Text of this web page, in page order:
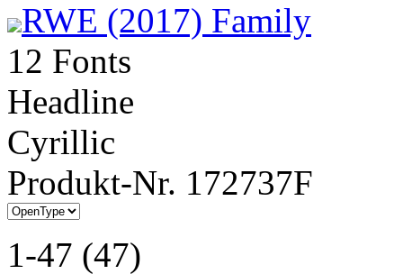
RWE (2017) Family
12 Fonts
Headline
Cyrillic
Produkt-Nr. 172737F
1-47 (47)